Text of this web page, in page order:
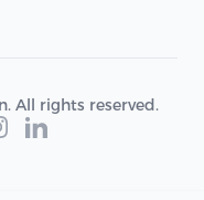
All rights reserved.